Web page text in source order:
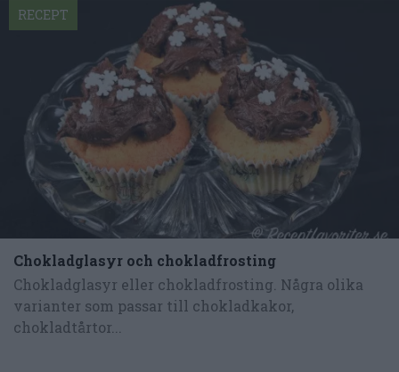
Chokladglasyr och chokladfrosting
Chokladglasyr eller chokladfrosting. Några olika
varianter som passar till chokladkakor,
chokladtårtor...
RECEPT